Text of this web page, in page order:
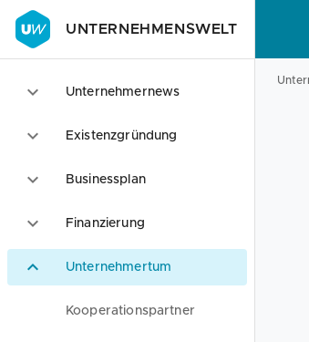
UNTERNEHMENSWELT
Unternehmernews
Existenzgründung
Businessplan
Finanzierung
Unternehmertum
Kooperationspartner